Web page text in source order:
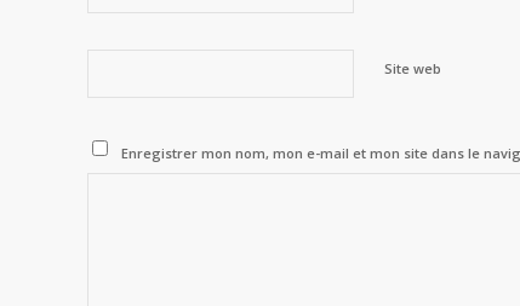
Site web
Enregistrer mon nom, mon e-mail et mon site dans le